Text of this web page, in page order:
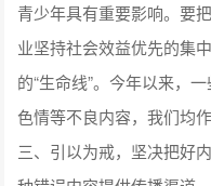
青少年具有重要影响。要
业坚持社会效益优先的集
的“生命线”。今年以来，
色情等不良内容，我们均
三、引以为戒，坚决把好